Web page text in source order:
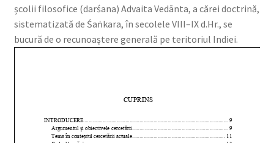
școlii filosofice (darśana) Advaita Vedānta, a cărei doctrină,
sistematizată de Śaṅkara, în secolele VIII–IX d.Hr., se
bucură de o recunoaștere generală pe teritoriul Indiei.